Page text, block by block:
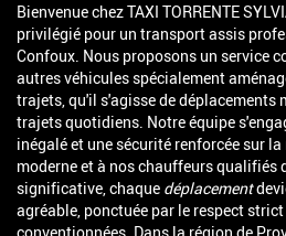
Bienvenue chez TAXI TORRENTE
privilégié pour un transport assis
Confoux. Nous proposons un service
autres véhicules spécialement
trajets, qu'il s'agisse de déplacements
trajets quotidiens. Notre équipe
inégalé et une sécurité renforcée sur
moderne et à nos chauffeurs qualifiés
significative, chaque déplacement
agréable, ponctuée par le respect